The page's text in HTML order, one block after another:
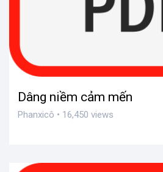
Dâng niềm cảm mến
Phanxicô • 16,450 views